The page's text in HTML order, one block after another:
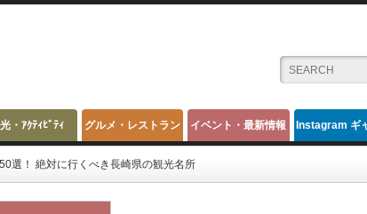
・ｱｸﾃｨﾋﾞﾃｨ グルメ・レストラン イベント・最新情報 Instagram ギ
選！ 絶対に行くべき長崎県の観光名所